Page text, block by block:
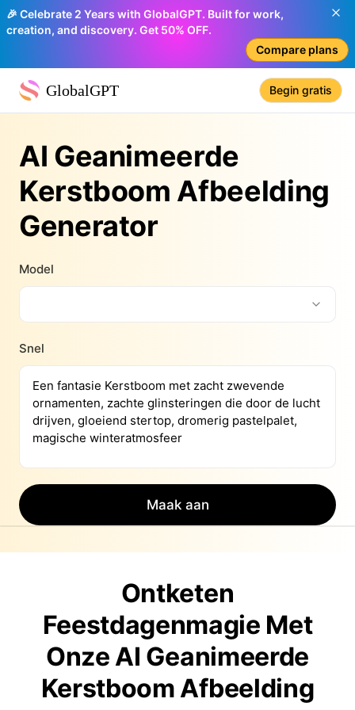
🎉 Celebrate 2 Years with GlobalGPT. Built for work,
creation, and discovery. Get 50% OFF.
Compare plans
GlobalGPT Begin gratis
AI Geanimeerde
Kerstboom Afbeelding
Generator
Model
Snel
Maak aan
Ontketen
Feestdagenmagie Met
Onze AI Geanimeerde
Kerstboom Afbeelding